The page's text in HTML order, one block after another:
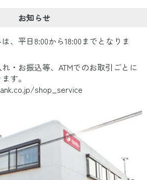
お知らせ
、平日8:00から18:00までとなりま
・お振込等、ATMでのお取引ごとに
す。
shop_service